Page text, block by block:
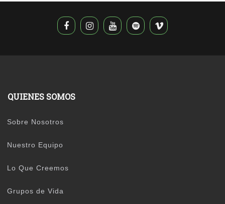
QUIENES SOMOS
Sobre Nosotros
Nuestro Equipo
Lo Que Creemos
Grupos de Vida